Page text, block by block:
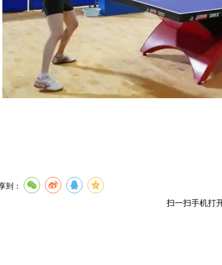
到：
扫一扫手机打